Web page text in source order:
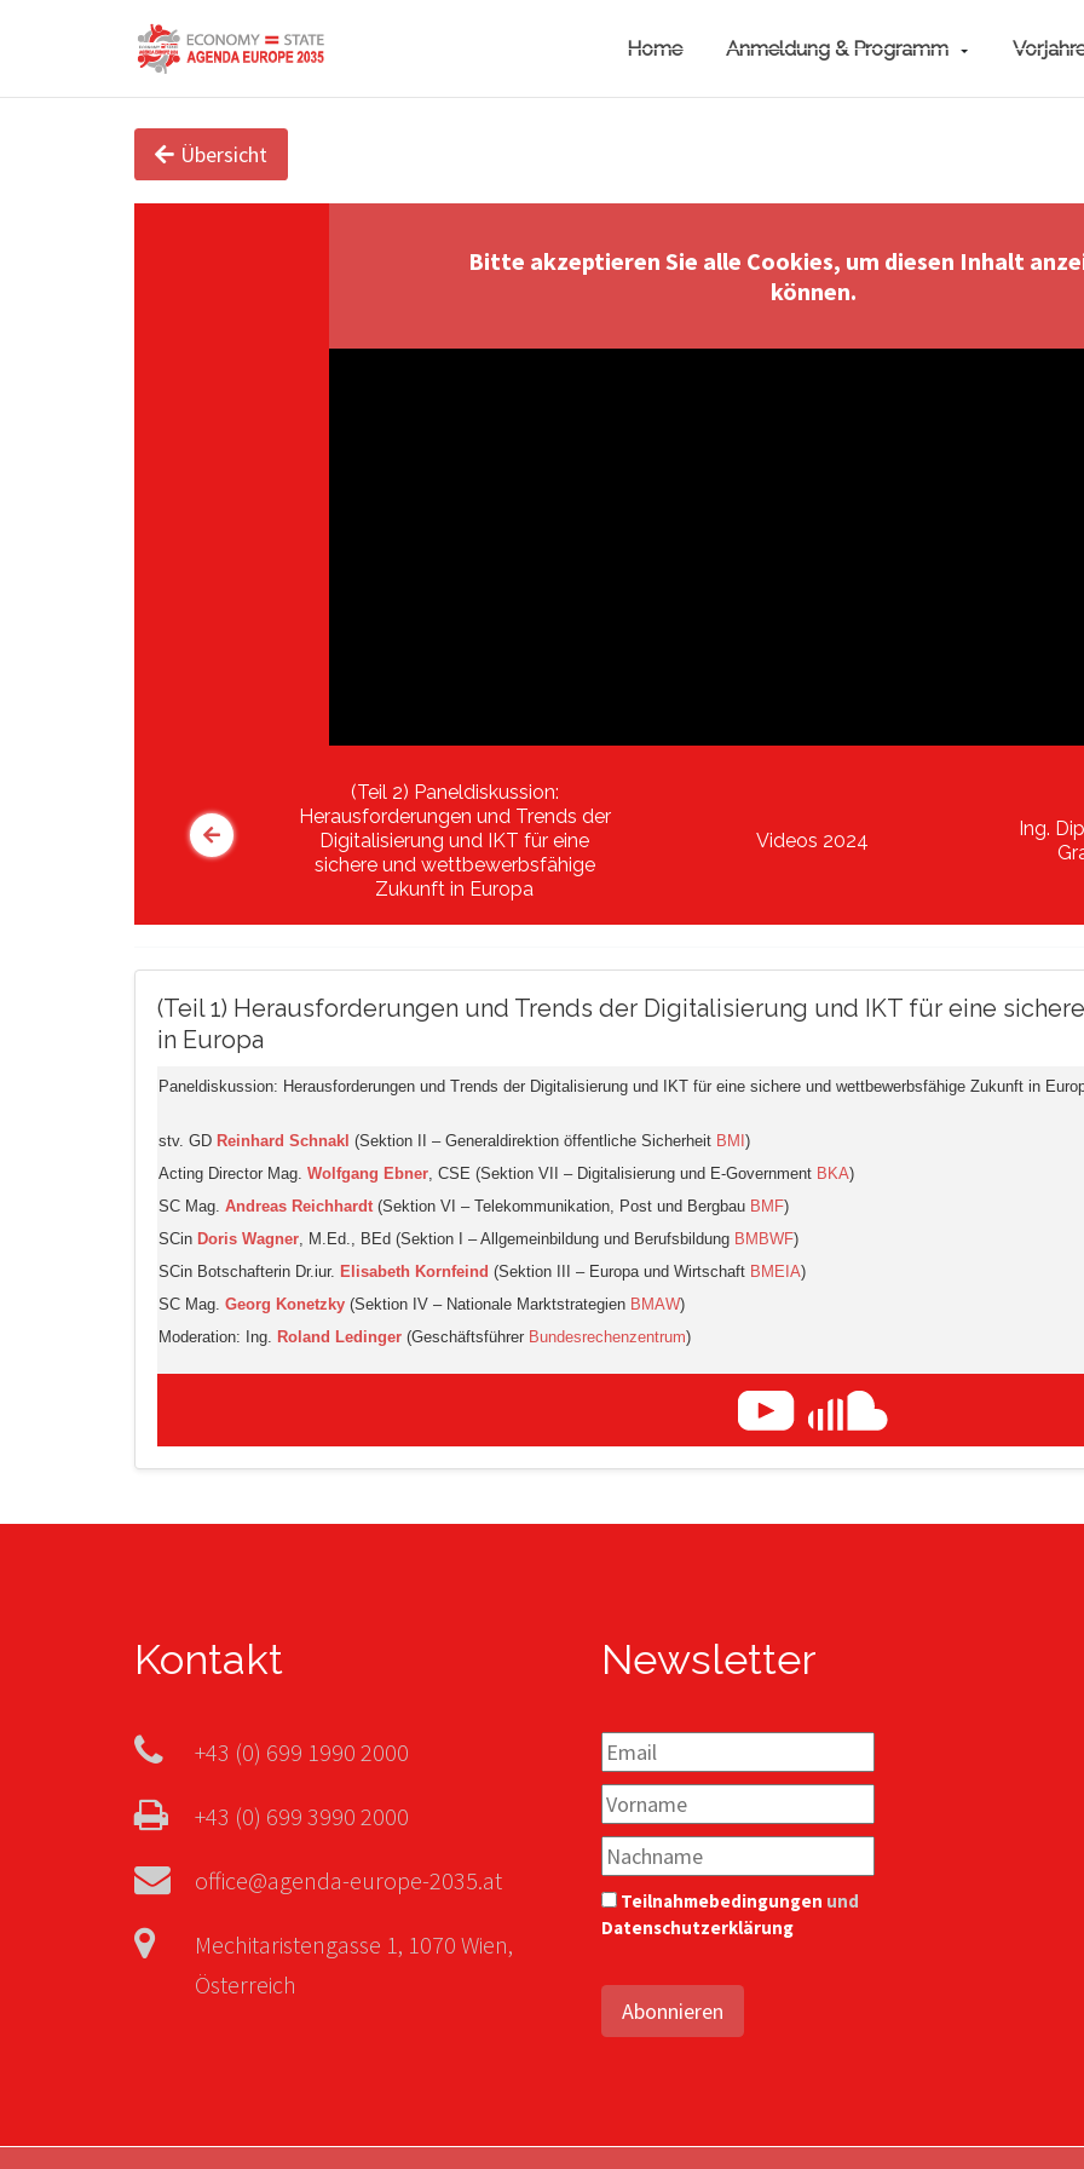
Home Anmeldung & Programm
Übersicht
Bitte akzeptieren Sie alle Cookies, um diesen Inhalt
können.
(Teil 2) Paneldiskussion:
Herausforderungen und Trends der
Digitalisierung und IKT für eine
sichere und wettbewerbsfähige
Zukunft in Europa
Videos 2024
Ing.
(Teil 1) Herausforderungen und Trends der Digitalisierung und IKT für eine
in Europa
Paneldiskussion: Herausforderungen und Trends der Digitalisierung und IKT für eine sichere und wettbewerbsfähige Zukunft in
stv. GD Reinhard Schnakl (Sektion II – Generaldirektion öffentliche Sicherheit BMI )
Acting Director Mag. Wolfgang Ebner, CSE (Sektion VII – Digitalisierung und E-Government BKA)
SC Mag. Andreas Reichhardt (Sektion VI – Telekommunikation, Post und Bergbau BMF)
SCin Doris Wagner, M.Ed., BEd (Sektion I – Allgemeinbildung und Berufsbildung BMBWF)
SCin Botschafterin Dr.iur. Elisabeth Kornfeind (Sektion III – Europa und Wirtschaft BMEIA)
SC Mag. Georg Konetzky (Sektion IV – Nationale Marktstrategien BMAW)
Moderation: Ing. Roland Ledinger (Geschäftsführer Bundesrechenzentrum)
Kontakt
+43 (0) 699 1990 2000
+43 (0) 699 3990 2000
office@agenda-europe-2035.at
Mechitaristengasse 1, 1070 Wien,
Österreich
Newsletter
Teilnahmebedingungen und
Datenschutzerklärung
Abonnieren